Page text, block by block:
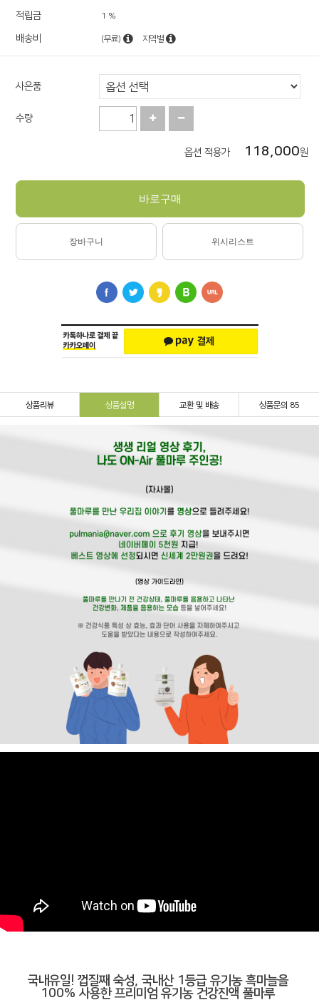
적립금 1 %
배송비 (무료) 지역별
사은품
수량
옵션 적용가 118,000원
바로구매
장바구니 위시리스트
상품리뷰 상품설명 교환 및 배송 상품문의 85
국내유일! 껍질째 숙성, 국내산 1등급 유기농 흑마늘을
100% 사용한 프리미엄 유기농 건강진액 풀마루